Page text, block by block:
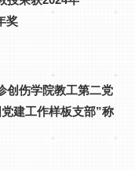
奖
创伤学院教工第二党
建工作样板支部”称